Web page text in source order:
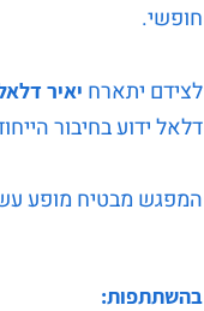
חופשי.
לצידם יתארח יאיר
דלאל ידוע בחיבור
המפגש מבטיח מופע
בהשתתפות: